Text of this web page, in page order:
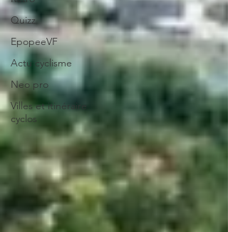
Quizz
EpopeeVF
Actu cyclisme
Neo pro
Villes et itinéraire
cyclos